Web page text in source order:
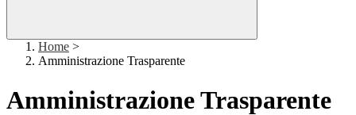
Home >
Amministrazione Trasparente
Amministrazione Trasparente